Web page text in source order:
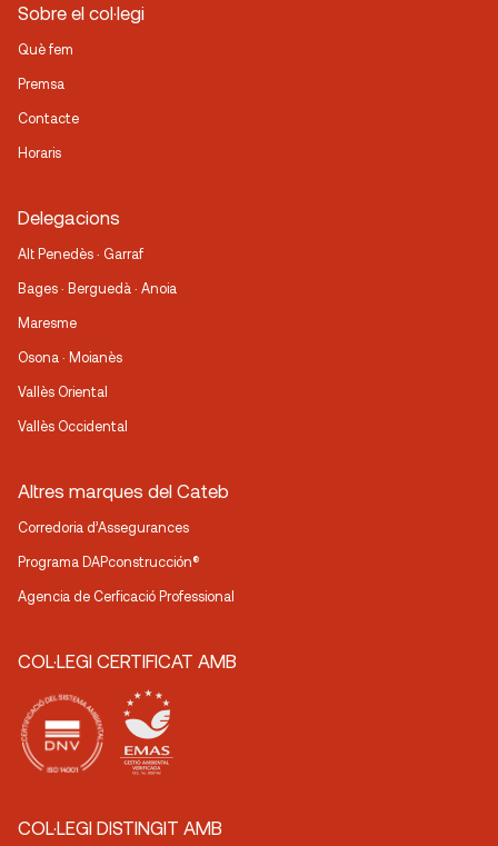
Sobre el col·legi
Què fem
Premsa
Contacte
Horaris
Delegacions
Alt Penedès · Garraf
Bages · Berguedà · Anoia
Maresme
Osona · Moianès
Vallès Oriental
Vallès Occidental
Altres marques del Cateb
Corredoria d’Assegurances
Programa DAPconstrucción®
Agencia de Cerficació Professional
COL·LEGI CERTIFICAT AMB
COL·LEGI DISTINGIT AMB